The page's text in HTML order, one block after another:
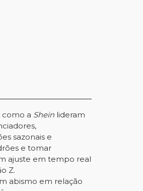
como a Shein lideram
sazonais e
e tomar
ajuste em tempo real
Z.
abismo em relação